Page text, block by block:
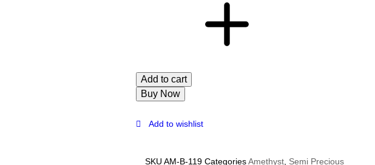
Add to cart
Buy Now
Add to wishlist
SKU AM-B-119 CategoriesAmethyst, Semi Precious